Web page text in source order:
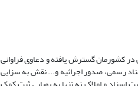
در کشورمان گسترش یافته و دعاوی فراوانی
رسمی، صدور اجرائیه و... نقش به سزایی